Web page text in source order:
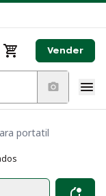
Vender
portatil